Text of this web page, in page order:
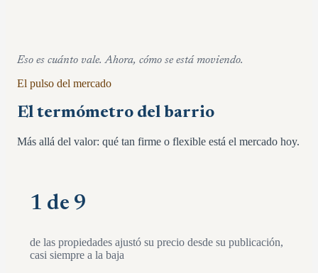
Eso es cuánto vale. Ahora, cómo se está moviendo.
El pulso del mercado
El termómetro del barrio
Más allá del valor: qué tan firme o flexible está el mercado hoy.
1 de 9
de las propiedades ajustó su precio desde su publicación,
casi siempre a la baja